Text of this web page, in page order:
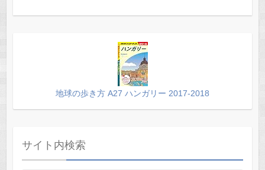
地球の歩き方 A27 ハンガリー 2017-2018
サイト内検索